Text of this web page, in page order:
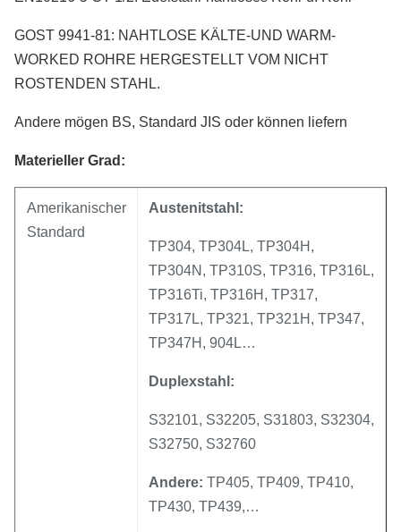
GOST 9941-81: NAHTLOSE KÄLTE-UND WARM-
WORKED ROHRE HERGESTELLT VOM NICHT
ROSTENDEN STAHL.
Andere mögen BS, Standard JIS oder können liefern
Materieller Grad:
Amerikanischer
Standard
Austenitstahl:
TP304, TP304L, TP304H,
TP304N, TP310S, TP316, TP316L,
TP316Ti, TP316H, TP317,
TP317L, TP321, TP321H, TP347,
TP347H, 904L…
Duplexstahl:
S32101, S32205, S31803, S32304,
S32750, S32760
Andere: TP405, TP409, TP410,
TP430, TP439,…